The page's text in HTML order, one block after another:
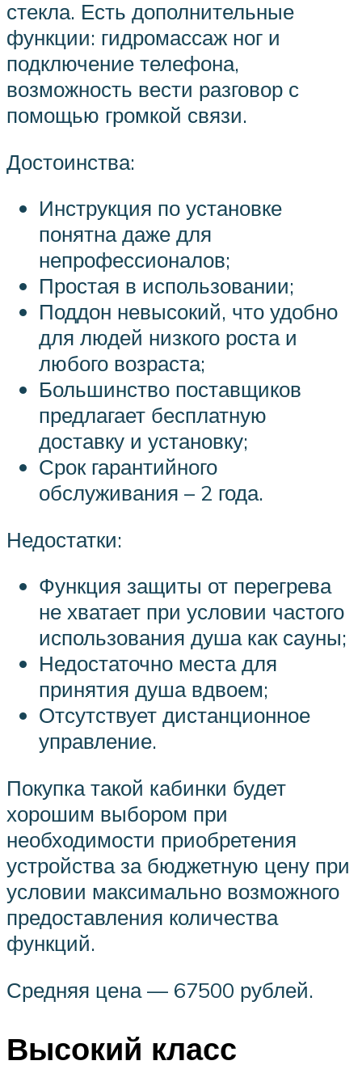
стекла. Есть дополнительные
функции: гидромассаж ног и
подключение телефона,
возможность вести разговор с
помощью громкой связи.
Достоинства:
Инструкция по установке
понятна даже для
непрофессионалов;
Простая в использовании;
Поддон невысокий, что удобно
для людей низкого роста и
любого возраста;
Большинство поставщиков
предлагает бесплатную
доставку и установку;
Срок гарантийного
обслуживания – 2 года.
Недостатки:
Функция защиты от перегрева
не хватает при условии частого
использования душа как сауны;
Недостаточно места для
принятия душа вдвоем;
Отсутствует дистанционное
управление.
Покупка такой кабинки будет
хорошим выбором при
необходимости приобретения
устройства за бюджетную цену при
условии максимально возможного
предоставления количества
функций.
Средняя цена — 67500 рублей.
Высокий класс